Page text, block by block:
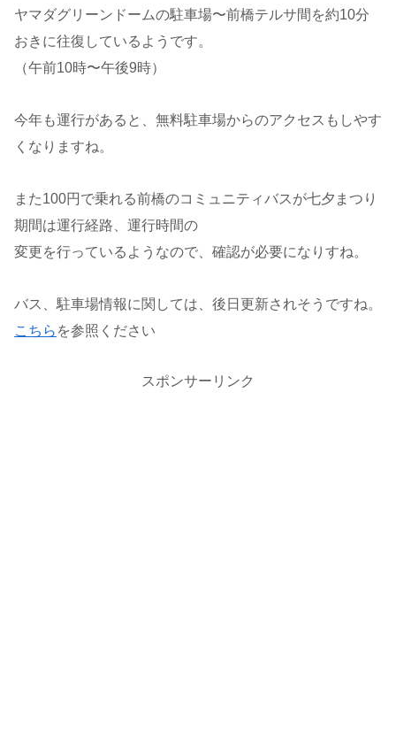
ヤマダグリーンドームの駐車場〜前橋テルサ間を約10分
おきに往復しているようです。
（午前10時〜午後9時）
今年も運行があると、無料駐車場からのアクセスもしやす
くなりますね。
また100円で乗れる前橋のコミュニティバスが七夕まつり
期間は運行経路、運行時間の
変更を行っているようなので、確認が必要になりすね。
バス、駐車場情報に関しては、後日更新されそうですね。
こちら を参照ください
スポンサーリンク